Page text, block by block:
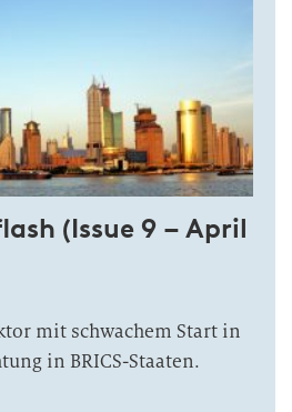
(Issue 9 – April
mit schwachem Start in
in BRICS-Staaten.